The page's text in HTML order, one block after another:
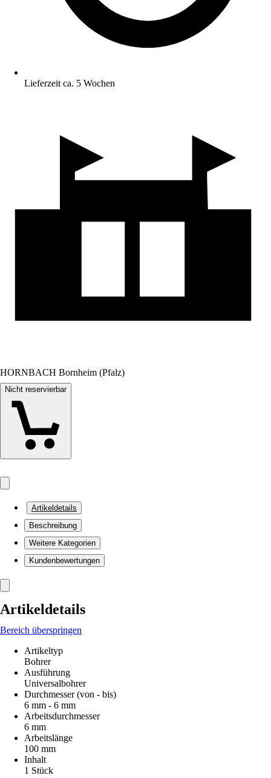
Lieferzeit ca. 5 Wochen
HORNBACH Bornheim (Pfalz)
Nicht reservierbar
Artikeldetails
Beschreibung
Weitere Kategorien
Kundenbewertungen
Artikeldetails
Bereich überspringen
Artikeltyp
Bohrer
Ausführung
Universalbohrer
Durchmesser (von - bis)
6 mm - 6 mm
Arbeitsdurchmesser
6 mm
Arbeitslänge
100 mm
Inhalt
1 Stück